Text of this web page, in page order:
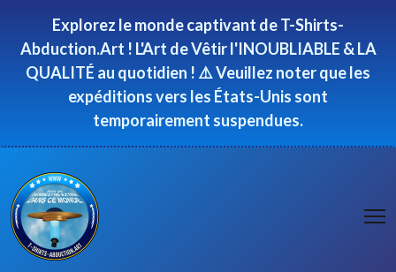
Explorez le monde captivant de T-Shirts-
Abduction.Art ! L'Art de Vêtir l'INOUBLIABLE & LA
QUALITÉ au quotidien ! ⚠️ Veuillez noter que les
expéditions vers les États-Unis sont
temporairement suspendues.